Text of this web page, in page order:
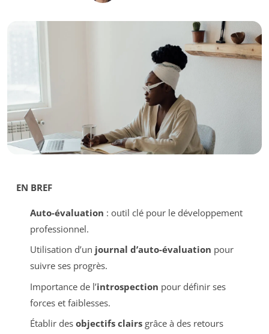
EN BREF
Auto-évaluation : outil clé pour le développement
professionnel.
Utilisation d’un journal d’auto-évaluation pour
suivre ses progrès.
Importance de l’introspection pour définir ses
forces et faiblesses.
Établir des objectifs clairsgrâce à des retours